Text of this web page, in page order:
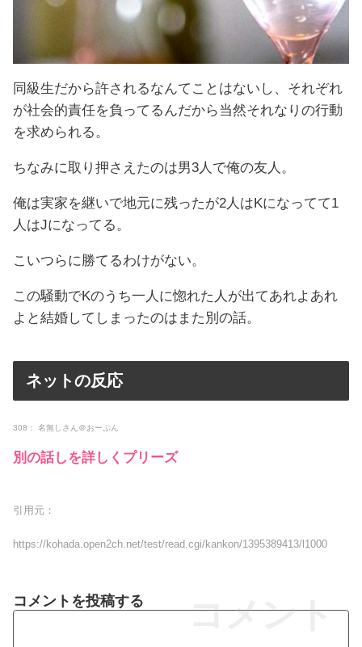
同級生だから許されるなんてことはないし、それぞれ
が社会的責任を負ってるんだから当然それなりの行動
を求められる。
ちなみに取り押さえたのは男3人で俺の友人。
俺は実家を継いで地元に残ったが2人はKになってて1
人はJになってる。
こいつらに勝てるわけがない。
この騒動でKのうち一人に惚れた人が出てあれよあれ
よと結婚してしまったのはまた別の話。
ネットの反応
308： 名無しさん＠おーぷん
別の話しを詳しくプリーズ
引用元：
https://kohada.open2ch.net/test/read.cgi/kankon/1395389413/l1000
コメント
コメントを投稿する